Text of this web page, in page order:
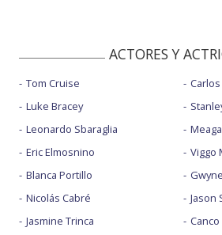
ACTORES Y
Tom Cruise
Luke Bracey
Leonardo Sbaraglia
Eric Elmosnino
Blanca Portillo
Nicolás Cabré
Jasmine Trinca
Viggo
Jason